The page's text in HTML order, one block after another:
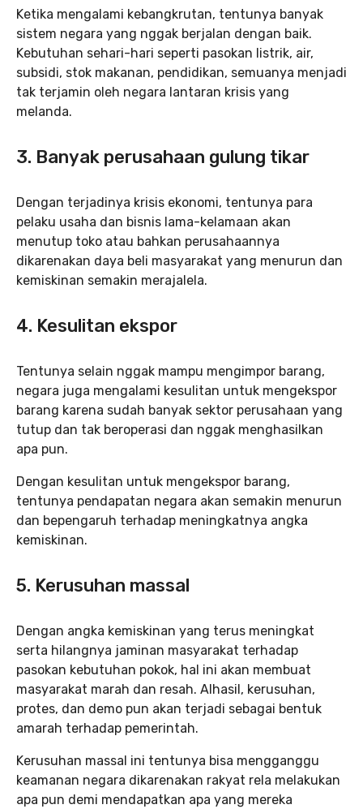
Ketika mengalami kebangkrutan, tentunya banyak
sistem negara yang nggak berjalan dengan baik.
Kebutuhan sehari-hari seperti pasokan listrik, air,
subsidi, stok makanan, pendidikan, semuanya menjadi
tak terjamin oleh negara lantaran krisis yang
melanda.
3. Banyak perusahaan gulung tikar
Dengan terjadinya krisis ekonomi, tentunya para
pelaku usaha dan bisnis lama-kelamaan akan
menutup toko atau bahkan perusahaannya
dikarenakan daya beli masyarakat yang menurun dan
kemiskinan semakin merajalela.
4. Kesulitan ekspor
Tentunya selain nggak mampu mengimpor barang,
negara juga mengalami kesulitan untuk mengekspor
barang karena sudah banyak sektor perusahaan yang
tutup dan tak beroperasi dan nggak menghasilkan
apa pun.
Dengan kesulitan untuk mengekspor barang,
tentunya pendapatan negara akan semakin menurun
dan bepengaruh terhadap meningkatnya angka
kemiskinan.
5. Kerusuhan massal
Dengan angka kemiskinan yang terus meningkat
serta hilangnya jaminan masyarakat terhadap
pasokan kebutuhan pokok, hal ini akan membuat
masyarakat marah dan resah. Alhasil, kerusuhan,
protes, dan demo pun akan terjadi sebagai bentuk
amarah terhadap pemerintah.
Kerusuhan massal ini tentunya bisa mengganggu
keamanan negara dikarenakan rakyat rela melakukan
apa pun demi mendapatkan apa yang mereka